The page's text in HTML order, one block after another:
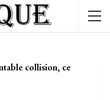
collision, ce